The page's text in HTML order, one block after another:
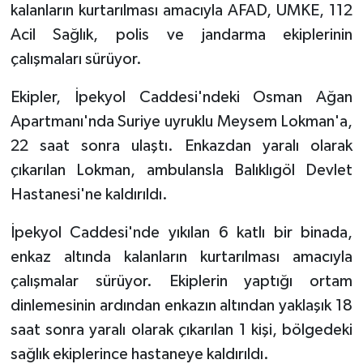
kalanların kurtarılması amacıyla AFAD, UMKE, 112
Acil Sağlık, polis ve jandarma ekiplerinin
çalışmaları sürüyor.
Ekipler, İpekyol Caddesi'ndeki Osman Ağan
Apartmanı'nda Suriye uyruklu Meysem Lokman'a,
22 saat sonra ulaştı. Enkazdan yaralı olarak
çıkarılan Lokman, ambulansla Balıklıgöl Devlet
Hastanesi'ne kaldırıldı.
İpekyol Caddesi'nde yıkılan 6 katlı bir binada,
enkaz altında kalanların kurtarılması amacıyla
çalışmalar sürüyor. Ekiplerin yaptığı ortam
dinlemesinin ardından enkazın altından yaklaşık 18
saat sonra yaralı olarak çıkarılan 1 kişi, bölgedeki
sağlık ekiplerince hastaneye kaldırıldı.